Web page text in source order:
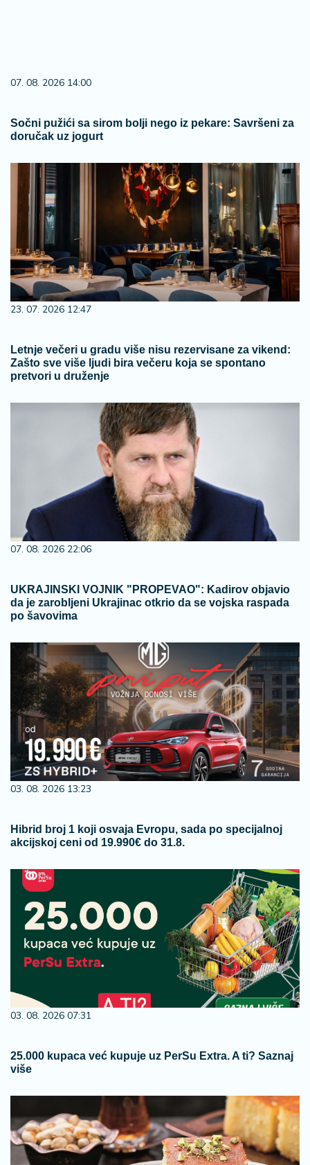
07. 08. 2026 14:00
Sočni pužići sa sirom bolji nego iz pekare: Savršeni za
doručak uz jogurt
23. 07. 2026 12:47
Letnje večeri u gradu više nisu rezervisane za vikend:
Zašto sve više ljudi bira večeru koja se spontano
pretvori u druženje
07. 08. 2026 22:06
UKRAJINSKI VOJNIK "PROPEVAO": Kadirov objavio
da je zarobljeni Ukrajinac otkrio da se vojska raspada
po šavovima
03. 08. 2026 13:23
Hibrid broj 1 koji osvaja Evropu, sada po specijalnoj
akcijskoj ceni od 19.990€ do 31.8.
03. 08. 2026 07:31
25.000 kupaca već kupuje uz PerSu Extra. A ti? Saznaj
više